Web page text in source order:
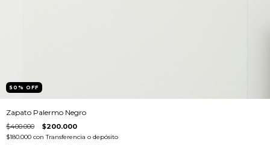
50 % OFF
Zapato Palermo Negro
$400.000 $200.000
$180.000 con Transferencia o depósito